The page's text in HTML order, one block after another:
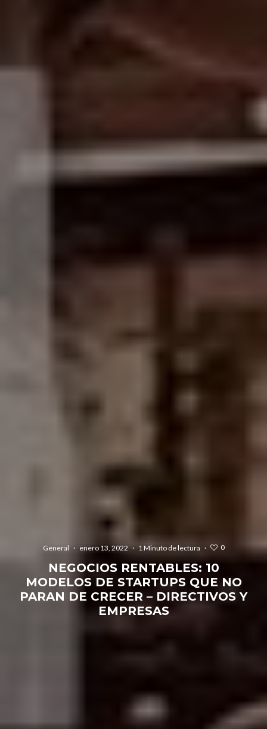
General · enero 13, 2022 · 1 Minuto de lectura · 0
NEGOCIOS RENTABLES: 10
MODELOS DE STARTUPS QUE NO
PARAN DE CRECER – DIRECTIVOS Y
EMPRESAS